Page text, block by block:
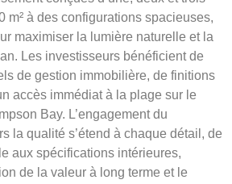
m² à des configurations spacieuses,
maximiser la lumière naturelle et la
Les investisseurs bénéficient de
de gestion immobilière, de finitions
accès immédiat à la plage sur le
Bay. L’engagement du
la qualité s’étend à chaque détail, de
aux spécifications intérieures,
de la valeur à long terme et le